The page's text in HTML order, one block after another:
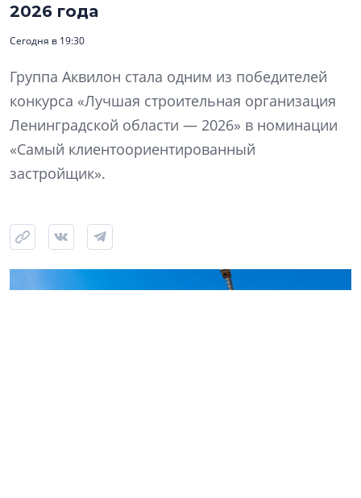
2026 года
Сегодня в 19:30
Группа Аквилон стала одним из победителей
конкурса «Лучшая строительная организация
Ленинградской области — 2026» в номинации
«Самый клиентоориентированный
застройщик».